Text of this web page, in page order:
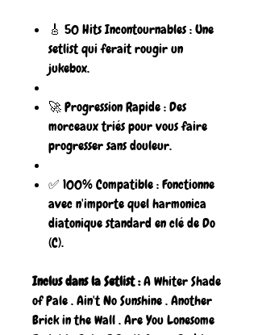
🎸 50 Hits Incontournables : Une
setlist qui ferait rougir un
jukebox.
🚀 Progression Rapide : Des
morceaux triés pour vous faire
progresser sans douleur.
✅ 100% Compatible : Fonctionne
avec n'importe quel harmonica
diatonique standard en clé de Do
(C).
Inclus dans la Setlist :A Whiter Shade
of Pale . Ain't No Sunshine . Another
Brick in the Wall . Are You Lonesome